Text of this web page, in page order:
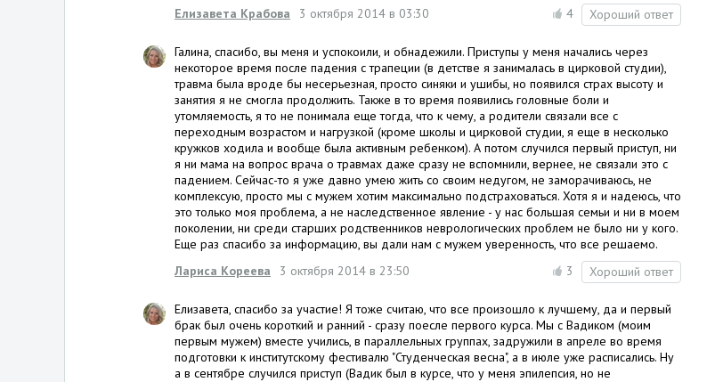
4
Хороший ответ
Елизавета Крабова 3 октября 2014 в 03:30
Галина, спасибо, вы меня и успокоили, и обнадежили. Приступы у меня начались через
некоторое время после падения с трапеции (в детстве я занималась в цирковой студии),
травма была вроде бы несерьезная, просто синяки и ушибы, но появился страх высоту и
занятия я не смогла продолжить. Также в то время появились головные боли и
утомляемость, я то не понимала еще тогда, что к чему, а родители связали все с
переходным возрастом и нагрузкой (кроме школы и цирковой студии, я еще в несколько
кружков ходила и вообще была активным ребенком). А потом случился первый приступ, ни
я ни мама на вопрос врача о травмах даже сразу не вспомнили, вернее, не связали это с
падением. Сейчас-то я уже давно умею жить со своим недугом, не заморачиваюсь, не
комплексую, просто мы с мужем хотим максимально подстраховаться. Хотя я и надеюсь, что
это только моя проблема, а не наследственное явление - у нас большая семьи и ни в моем
поколении, ни среди старших родственников неврологических проблем не было ни у кого.
Еще раз спасибо за информацию, вы дали нам с мужем уверенность, что все решаемо.
3
Хороший ответ
Лариса Кореева 3 октября 2014 в 23:50
Елизавета, спасибо за участие! Я тоже считаю, что все произошло к лучшему, да и первый
брак был очень короткий и ранний - сразу поесле первого курса. Мы с Вадиком (моим
первым мужем) вместе учились, в параллельных группах, задружили в апреле во время
подготовки к институтскому фестивалю "Студенческая весна", а в июле уже расписались. Ну
а в сентябре случился приступ (Вадик был в курсе, что у меня эпилепсия, но не